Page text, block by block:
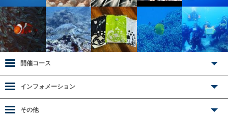
開催コース
インフォメーション
その他